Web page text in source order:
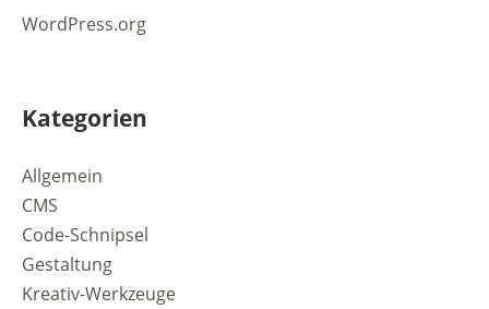
WordPress.org
Kategorien
Allgemein
CMS
Code-Schnipsel
Gestaltung
Kreativ-Werkzeuge